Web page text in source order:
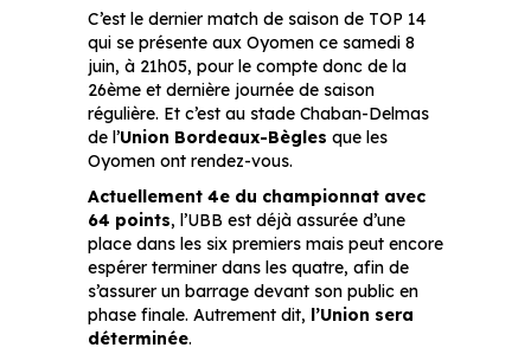
C’est le dernier match de saison de TOP 14
qui se présente aux Oyomen ce samedi 8
juin, à 21h05, pour le compte donc de la
26ème et dernière journée de saison
régulière. Et c’est au stade Chaban-Delmas
de l’Union Bordeaux-Bègles que les
Oyomen ont rendez-vous.
Actuellement 4e du championnat avec
64 points, l’UBB est déjà assurée d’une
place dans les six premiers mais peut encore
espérer terminer dans les quatre, afin de
s’assurer un barrage devant son public en
phase finale. Autrement dit, l’Union sera
déterminée.